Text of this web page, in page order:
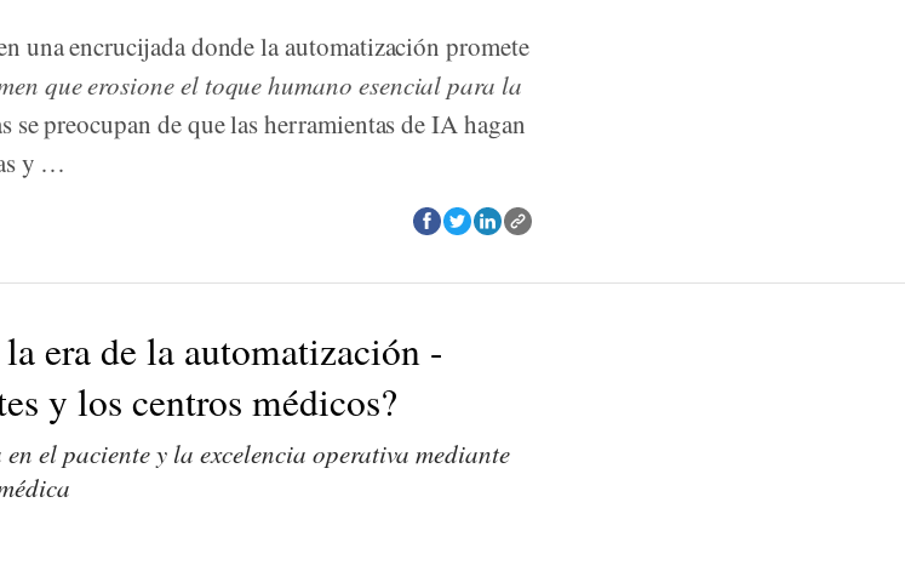
una encrucijada donde la automatización promete
que erosione el toque humano esencial para la
se preocupan de que las herramientas de IA hagan
y …
era de la automatización -
y los centros médicos?
el paciente y la excelencia operativa mediante